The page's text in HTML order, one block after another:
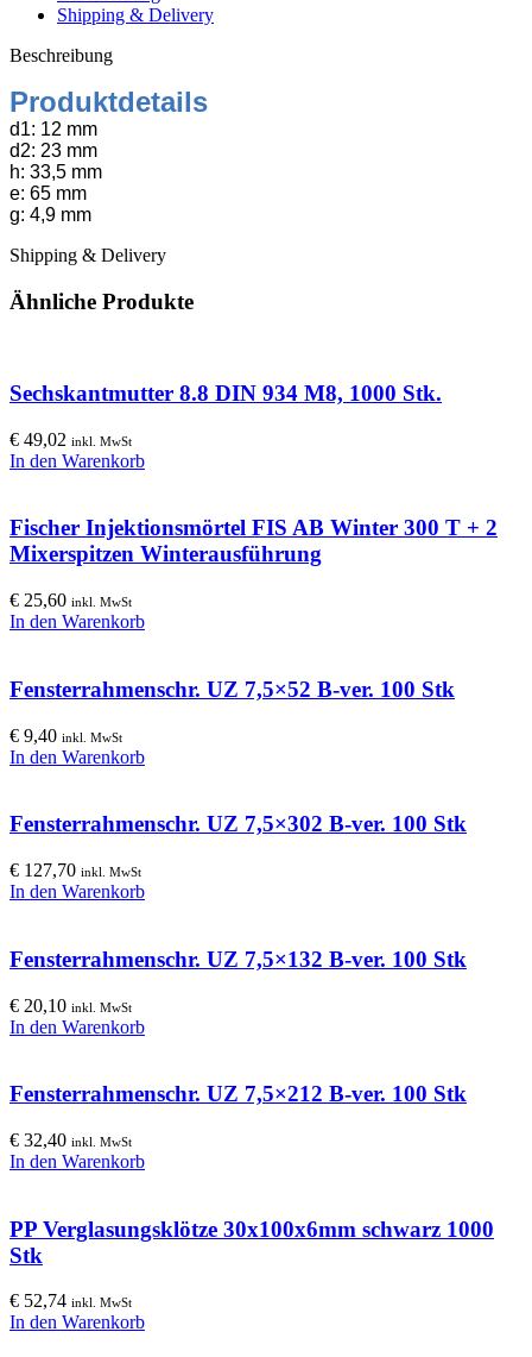
Shipping & Delivery
Beschreibung
Produktdetails
d1: 12 mm
d2: 23 mm
h: 33,5 mm
e: 65 mm
g: 4,9 mm
Shipping & Delivery
Ähnliche Produkte
Sechskantmutter 8.8 DIN 934 M8, 1000 Stk.
€ 49,02 inkl. MwSt
In den Warenkorb
Fischer Injektionsmörtel FIS AB Winter 300 T + 2
Mixerspitzen Winterausführung
€ 25,60 inkl. MwSt
In den Warenkorb
Fensterrahmenschr. UZ 7,5×52 B-ver. 100 Stk
€ 9,40 inkl. MwSt
In den Warenkorb
Fensterrahmenschr. UZ 7,5×302 B-ver. 100 Stk
€ 127,70 inkl. MwSt
In den Warenkorb
Fensterrahmenschr. UZ 7,5×132 B-ver. 100 Stk
€ 20,10 inkl. MwSt
In den Warenkorb
Fensterrahmenschr. UZ 7,5×212 B-ver. 100 Stk
€ 32,40 inkl. MwSt
In den Warenkorb
PP Verglasungsklötze 30x100x6mm schwarz 1000
Stk
€ 52,74 inkl. MwSt
In den Warenkorb